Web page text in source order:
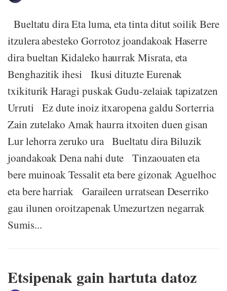
Bueltatu dira Eta luma, eta tinta ditut soilik Bere
itzulera abesteko Gorrotoz joandakoak Haserre
dira bueltan Kidaleko haurrak Misrata, eta
Benghazitik ihesi Ikusi dituzte Eurenak
txikiturik Haragi puskak Gudu-zelaiak tapizatzen
Urruti Ez dute inoiz itxaropena galdu Sorterria
Zain zutelako Amak haurra itxoiten duen gisan
Lur lehorra zeruko ura Bueltatu dira Biluzik
joandakoak Dena nahi dute Tinzaouaten eta
bere muinoak Tessalit eta bere gizonak Aguelhoc
eta bere harriak Garaileen urratsean Deserriko
gau ilunen oroitzapenak Umezurtzen negarrak
Sumis...
Etsipenak gain hartuta datoz